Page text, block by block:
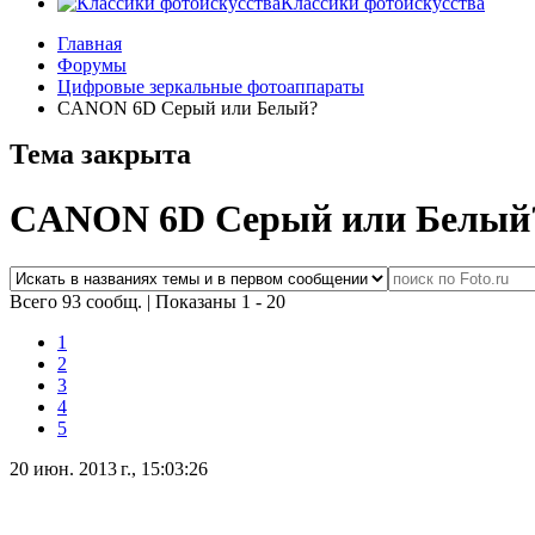
Главная
Форумы
Цифровые зеркальные фотоаппараты
CANON 6D Серый или Белый?
Тема закрыта
CANON 6D Серый или
Всего 93 сообщ. | Показаны 1 - 20
1
2
3
4
5
20 июн. 2013 г., 15:03:26